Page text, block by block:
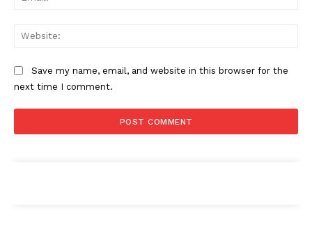
Save my name, email, and website in this browser for the
next time I comment.